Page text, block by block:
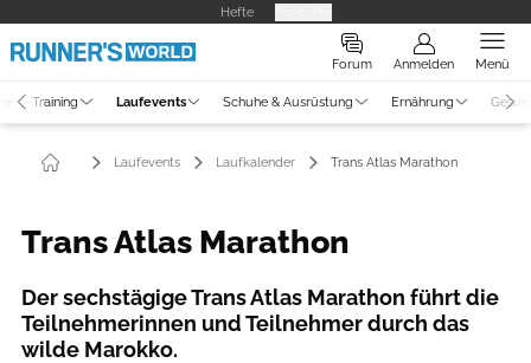
Hefte
Forum Anmelden Menü
Training Laufevents Schuhe & Ausrüstung Ernährung
Laufevents Laufkalender Trans Atlas Marathon
Trans Atlas Marathon
Der sechstägige Trans Atlas Marathon führt die
Teilnehmerinnen und Teilnehmer durch das
wilde Marokko.